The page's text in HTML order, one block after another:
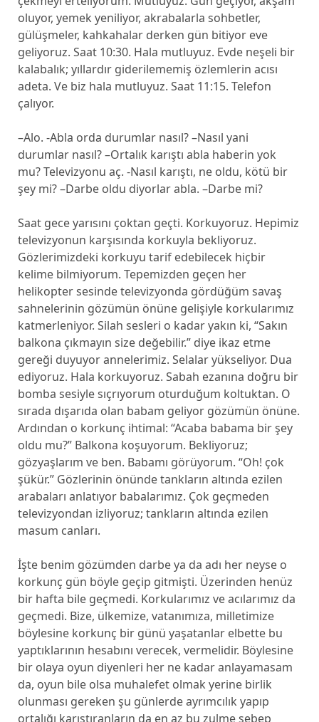
oluyor, yemek yeniliyor, akrabalarla sohbetler,
gülüşmeler, kahkahalar derken gün bitiyor eve
geliyoruz. Saat 10:30. Hala mutluyuz. Evde neşeli bir
kalabalık; yıllardır giderilememiş özlemlerin acısı
adeta. Ve biz hala mutluyuz. Saat 11:15. Telefon
çalıyor.
–Alo. -Abla orda durumlar nasıl? –Nasıl yani
durumlar nasıl? –Ortalık karıştı abla haberin yok
mu? Televizyonu aç. -Nasıl karıştı, ne oldu, kötü bir
şey mi? –Darbe oldu diyorlar abla. –Darbe mi?
Saat gece yarısını çoktan geçti. Korkuyoruz. Hepimiz
televizyonun karşısında korkuyla bekliyoruz.
Gözlerimizdeki korkuyu tarif edebilecek hiçbir
kelime bilmiyorum. Tepemizden geçen her
helikopter sesinde televizyonda gördüğüm savaş
sahnelerinin gözümün önüne gelişiyle korkularımız
katmerleniyor. Silah sesleri o kadar yakın ki, “Sakın
balkona çıkmayın size değebilir.” diye ikaz etme
gereği duyuyor annelerimiz. Selalar yükseliyor. Dua
ediyoruz. Hala korkuyoruz. Sabah ezanına doğru bir
bomba sesiyle sıçrıyorum oturduğum koltuktan. O
sırada dışarıda olan babam geliyor gözümün önüne.
Ardından o korkunç ihtimal: “Acaba babama bir şey
oldu mu?” Balkona koşuyorum. Bekliyoruz;
gözyaşlarım ve ben. Babamı görüyorum. “Oh! çok
şükür.” Gözlerinin önünde tankların altında ezilen
arabaları anlatıyor babalarımız. Çok geçmeden
televizyondan izliyoruz; tankların altında ezilen
masum canları.
İşte benim gözümden darbe ya da adı her neyse o
korkunç gün böyle geçip gitmişti. Üzerinden henüz
bir hafta bile geçmedi. Korkularımız ve acılarımız da
geçmedi. Bize, ülkemize, vatanımıza, milletimize
böylesine korkunç bir günü yaşatanlar elbette bu
yaptıklarının hesabını verecek, vermelidir. Böylesine
bir olaya oyun diyenleri her ne kadar anlayamasam
da, oyun bile olsa muhalefet olmak yerine birlik
olunması gereken şu günlerde ayrımcılık yapıp
ortalığı karıştıranların da en az bu zulme sebep